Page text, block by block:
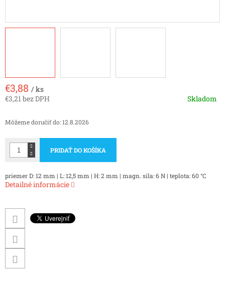
€3,88 / ks
€3,21 bez DPH
cena:
Skladom
Môžeme doručiť do:12.8.2026
PRIDAŤ DO KOŠÍKA
priemer D: 12 mm | L: 12,5 mm | H: 2 mm | magn. sila: 6 N | teplota: 60 °C
Detailné informácie